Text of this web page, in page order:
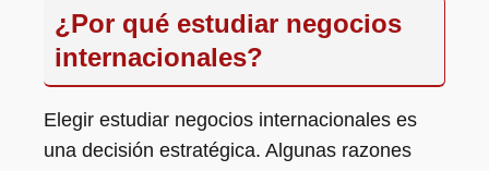
¿Por qué estudiar negocios
internacionales?
Elegir estudiar negocios internacionales es
una decisión estratégica. Algunas razones